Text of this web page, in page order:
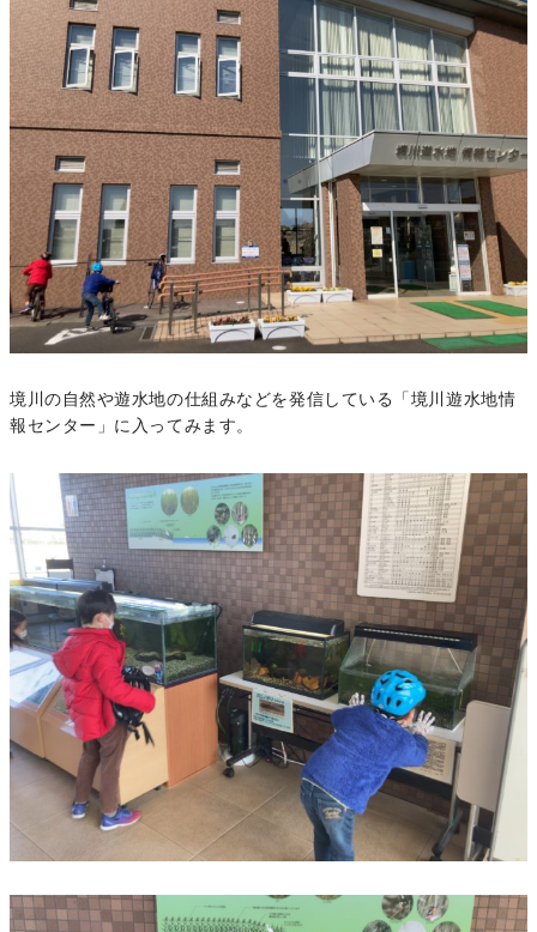
境川の自然や遊水地の仕組みなどを発信している「境川遊水地情
報センター」に入ってみます。